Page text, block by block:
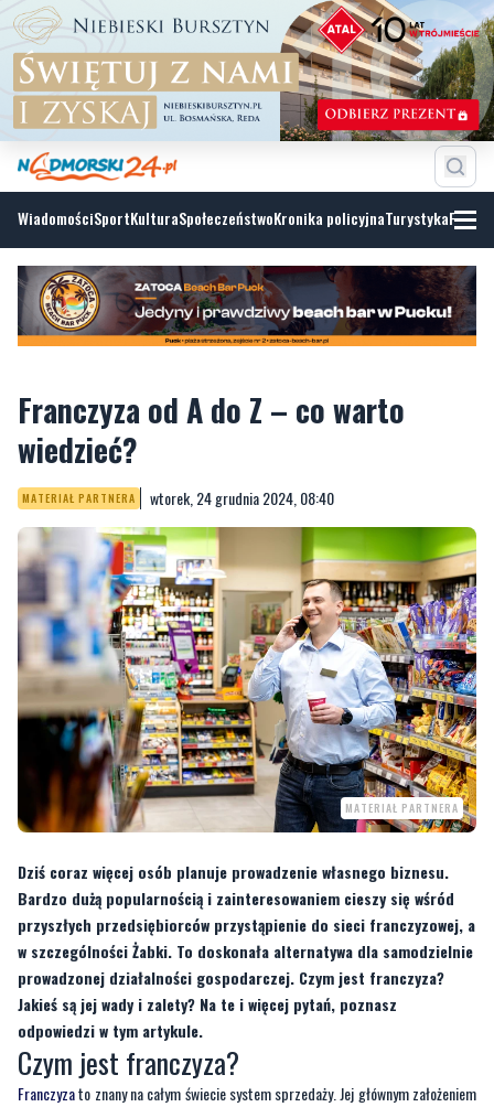
WiadomościSportKulturaSpołeczeństwoKronika policyjnaTurystyka
Franczyza od A do Z – co warto
wiedzieć?
MATERIAŁ PARTNERA wtorek, 24 grudnia 2024, 08:40
MATERIAŁ PARTNERA
Dziś coraz więcej osób planuje prowadzenie własnego biznesu.
Bardzo dużą popularnością i zainteresowaniem cieszy się wśród
przyszłych przedsiębiorców przystąpienie do sieci franczyzowej, a
w szczególności Żabki. To doskonała alternatywa dla samodzielnie
prowadzonej działalności gospodarczej. Czym jest franczyza?
Jakieś są jej wady i zalety? Na te i więcej pytań, poznasz
odpowiedzi w tym artykule.
Czym jest franczyza?
Franczyzato znany na całym świecie system sprzedaży. Jej głównym założeniem